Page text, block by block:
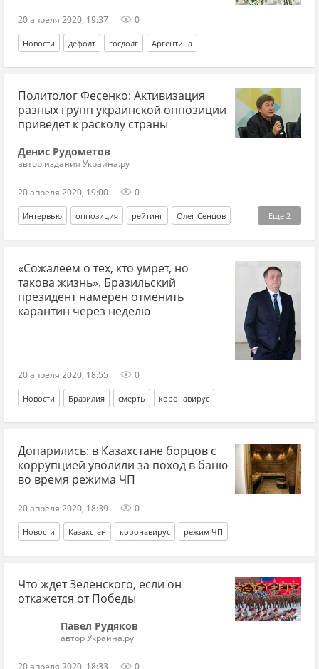
20 апреля 2020, 19:37 0
Новости дефолт госдолг Аргентина
Политолог Фесенко: Активизация
разных групп украинской оппозиции
приведет к расколу страны
Денис Рудометов
автор издания Украина.ру
20 апреля 2020, 19:00 0
Еще 2
Интервью оппозиция рейтинг Олег Сенцов
Владимир Фесенко Петр Порошенко*
«Сожалеем о тех, кто умрет, но
такова жизнь». Бразильский
президент намерен отменить
карантин через неделю
20 апреля 2020, 18:55 0
Новости Бразилия смерть коронавирус
Допарились: в Казахстане борцов с
коррупцией уволили за поход в баню
во время режима ЧП
20 апреля 2020, 18:39 0
Новости Казахстан коронавирус режим ЧП
Что ждет Зеленского, если он
откажется от Победы
Павел Рудяков
автор Украина.ру
20 апреля 2020, 18:33 0